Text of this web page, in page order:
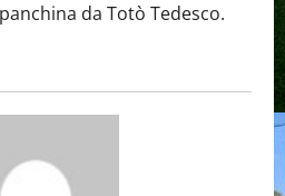
da Totò Tedesco.